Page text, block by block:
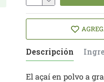
Descripción
El açaí en polvo a